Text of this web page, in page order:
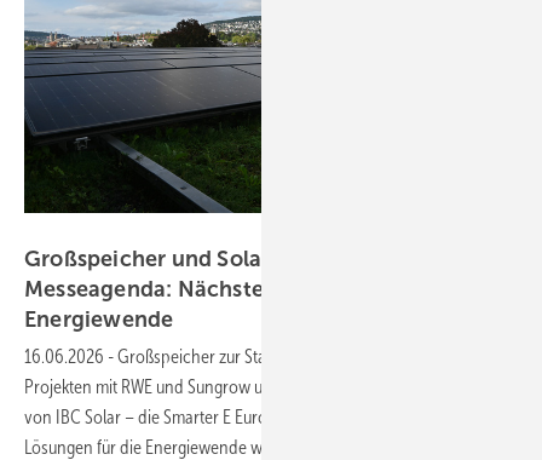
Großspeicher und Solarprojekte prägen
Messeagenda: Nächste Ausbaustufe der
Energiewende
16.06.2026 -Großspeicher zur Stabilisierung der Stromnetze in
Projekten mit RWE und Sungrow und Montagesystem für Gründächer
von IBC Solar – die Smarter E Europa zeigt zahlreiche neue, optimierte
Lösungen für die Energiewendeweltweit.